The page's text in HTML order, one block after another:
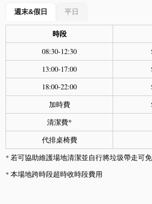
週末&假日 平日
時段
08:30-12:30
13:00-17:00
18:00-22:00
加時費
清潔費*
代排桌椅費
* 若可協助維護場地清潔並自行將垃圾帶走可
* 本場地跨時段超時收時段費用